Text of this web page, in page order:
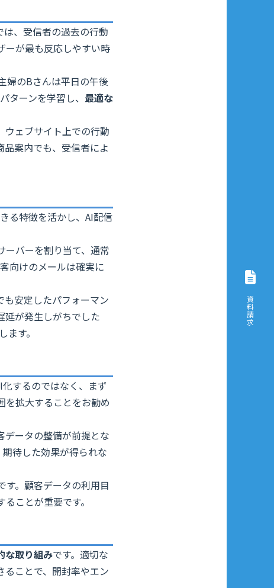
資料請求
、受信者の過去の行動
ーが最も反応しやすい時
婦のBさんは平日の午後
ーンを学習し、 最適な
ウェブサイト上での行動
案内でも、受信者によ
る特徴を活かし、AI配信
ーバーを割り当て、通常
向けのメールは確実に
安定したパフォーマン
延が発生しがちでした
す。
するのではなく、まず
を拡大することをお勧め
データの整備が前提とな
待した効果が得られな
す。顧客データの利用目
ことが重要です。
な取り組みです。適切な
ことで、開封率やエン